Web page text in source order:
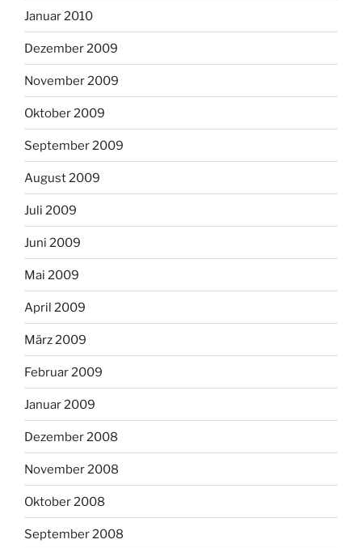
Januar 2010
Dezember 2009
November 2009
Oktober 2009
September 2009
August 2009
Juli 2009
Juni 2009
Mai 2009
April 2009
März 2009
Februar 2009
Januar 2009
Dezember 2008
November 2008
Oktober 2008
September 2008